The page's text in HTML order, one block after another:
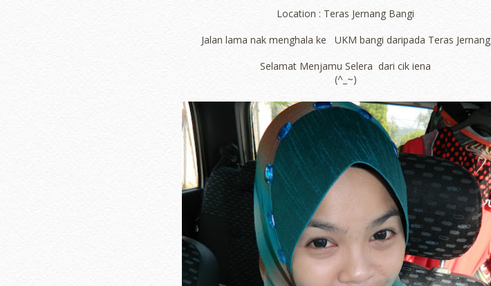
Location : Teras Jernang Bangi
Jalan lama nak menghala ke UKM bangi daripada Teras Jernang
Selamat Menjamu Selera dari cik iena
(^_~)